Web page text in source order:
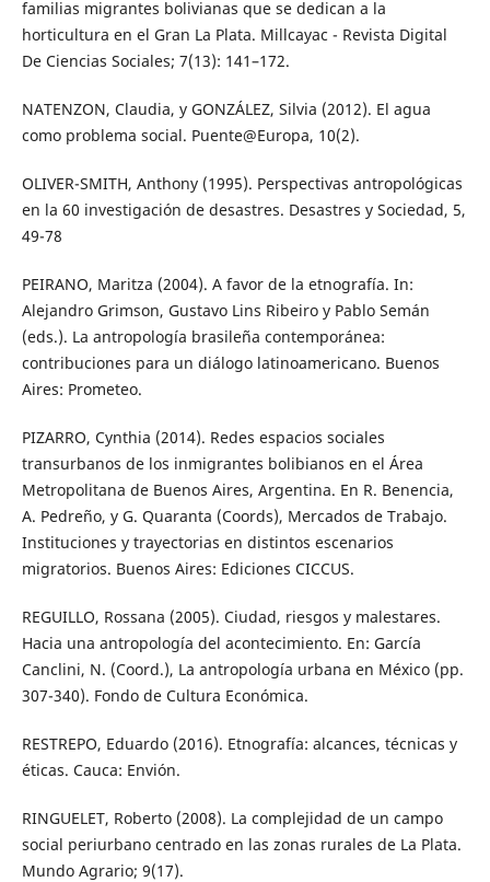
familias migrantes bolivianas que se dedican a la
horticultura en el Gran La Plata. Millcayac - Revista Digital
De Ciencias Sociales; 7(13): 141–172.
NATENZON, Claudia, y GONZÁLEZ, Silvia (2012). El agua
como problema social. Puente@Europa, 10(2).
OLIVER-SMITH, Anthony (1995). Perspectivas antropológicas
en la 60 investigación de desastres. Desastres y Sociedad, 5,
49-78
PEIRANO, Maritza (2004). A favor de la etnografía. In:
Alejandro Grimson, Gustavo Lins Ribeiro y Pablo Semán
(eds.). La antropología brasileña contemporánea:
contribuciones para un diálogo latinoamericano. Buenos
Aires: Prometeo.
PIZARRO, Cynthia (2014). Redes espacios sociales
transurbanos de los inmigrantes bolibianos en el Área
Metropolitana de Buenos Aires, Argentina. En R. Benencia,
A. Pedreño, y G. Quaranta (Coords), Mercados de Trabajo.
Instituciones y trayectorias en distintos escenarios
migratorios. Buenos Aires: Ediciones CICCUS.
REGUILLO, Rossana (2005). Ciudad, riesgos y malestares.
Hacia una antropología del acontecimiento. En: García
Canclini, N. (Coord.), La antropología urbana en México (pp.
307-340). Fondo de Cultura Económica.
RESTREPO, Eduardo (2016). Etnografía: alcances, técnicas y
éticas. Cauca: Envión.
RINGUELET, Roberto (2008). La complejidad de un campo
social periurbano centrado en las zonas rurales de La Plata.
Mundo Agrario; 9(17).